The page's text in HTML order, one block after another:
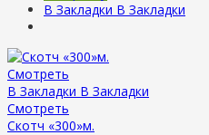
В Закладки В Закладки
Смотреть
В Закладки В Закладки
Смотреть
Скотч «300»м.